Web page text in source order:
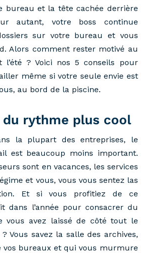
bureau et la tête cachée derrière
autant, votre boss continue
sur votre bureau et vous
Alors comment rester motivé au
l’été ? Voici nos 5 conseils pour
même si votre seule envie est
au bord de la piscine.
du rythme plus cool
la plupart des entreprises, le
est beaucoup moins important.
sont en vacances, les services
et vous, vous vous sentez las
Et si vous profitiez de ce
dans l’année pour consacrer du
vous avez laissé de côté tout le
? Vous savez la salle des archives,
vos bureaux et qui vous murmure